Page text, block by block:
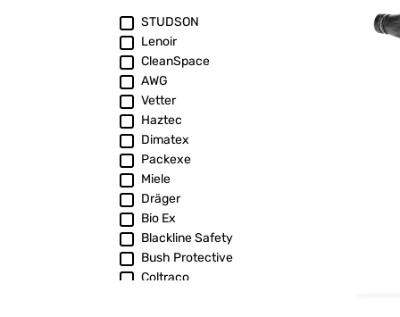
STUDSON
Lenoir
CleanSpace
AWG
Vetter
Haztec
Dimatex
Packexe
Miele
Dräger
Bio Ex
Blackline Safety
Bush Protective
Coltraco